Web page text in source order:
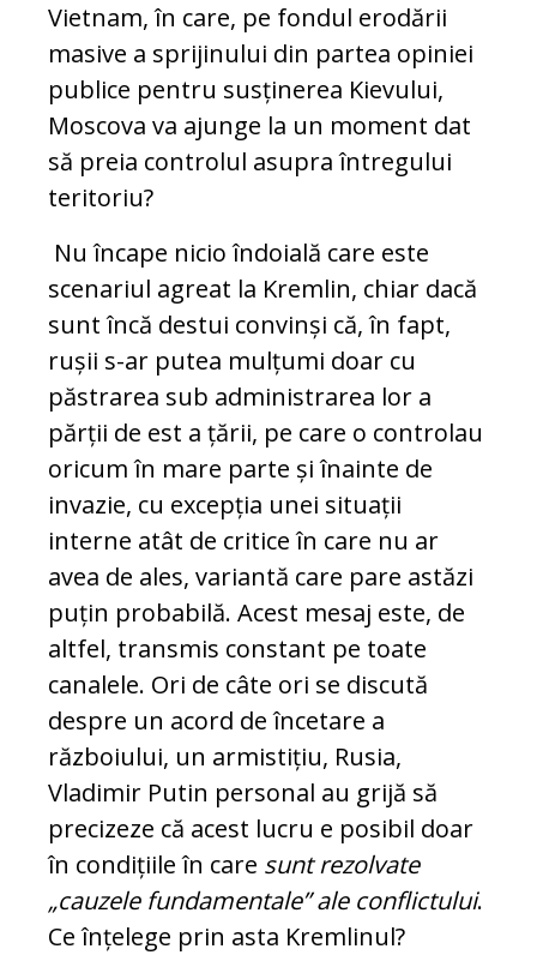
Vietnam, în care, pe fondul erodării
masive a sprijinului din partea opiniei
publice pentru susținerea Kievului,
Moscova va ajunge la un moment dat
să preia controlul asupra întregului
teritoriu?
Nu încape nicio îndoială care este
scenariul agreat la Kremlin, chiar dacă
sunt încă destui convinși că, în fapt,
rușii s-ar putea mulțumi doar cu
păstrarea sub administrarea lor a
părții de est a țării, pe care o controlau
oricum în mare parte și înainte de
invazie, cu excepția unei situații
interne atât de critice în care nu ar
avea de ales, variantă care pare astăzi
puțin probabilă. Acest mesaj este, de
altfel, transmis constant pe toate
canalele. Ori de câte ori se discută
despre un acord de încetare a
războiului, un armistițiu, Rusia,
Vladimir Putin personal au grijă să
precizeze că acest lucru e posibil doar
în condițiile în care sunt rezolvate
„cauzele fundamentale” ale conflictului.
Ce înțelege prin asta Kremlinul?